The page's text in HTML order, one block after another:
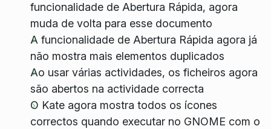
funcionalidade de Abertura Rápida, agora
muda de volta para esse documento
A funcionalidade de Abertura Rápida agora já
não mostra mais elementos duplicados
Ao usar várias actividades, os ficheiros agora
são abertos na actividade correcta
O Kate agora mostra todos os ícones
correctos quando executar no GNOME com o